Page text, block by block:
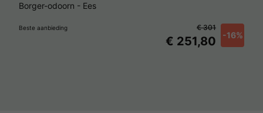
Borger-odoorn - Ees
Beste aanbieding
€ 251,80 -16%
€ 301